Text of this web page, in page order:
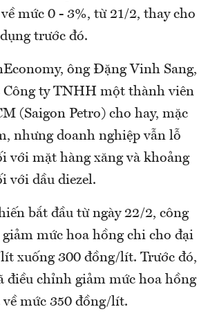
mức 0 - 3%, từ 21/2, thay cho
trước đó.
ông Đặng Vinh Sang,
Công ty TNHH một thành viên
(Saigon Petro) cho hay, mặc
nhưng doanh nghiệp vẫn lỗ
với mặt hàng xăng và khoảng
với dầu diezel.
bắt đầu từ ngày 22/2, công
mức hoa hồng chi cho đại
xuống 300 đồng/lít. Trước đó,
điều chỉnh giảm mức hoa hồng
mức 350 đồng/lít.